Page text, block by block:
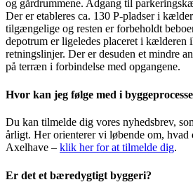
og gårdrummene. Adgang til
Der er etableres ca. 130 P-pladser i
tilgængelige og resten er forbeholdt
depotrum er ligeledes placeret i kælderen
retningslinjer. Der er desuden et mindre
på terræn i forbindelse med opgangene.
Hvor kan jeg følge med i
Du kan tilmelde dig vores nyhedsbrev,
årligt. Her orienterer vi løbende om,
Axelhave – klik her for at tilmelde dig.
Er det et bæredygtigt byggeri?